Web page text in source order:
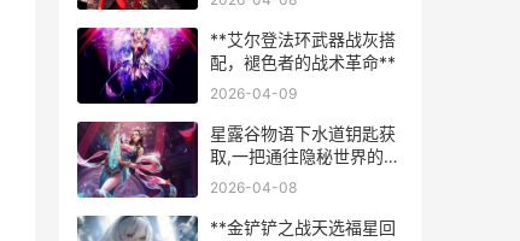
**艾尔登法环武器战灰搭
配，褪色者的战术革命**
2026-04-09
星露谷物语下水道钥匙获
取,一把通往隐秘世界的钥
匙
2026-04-08
**金铲铲之战天选福星回